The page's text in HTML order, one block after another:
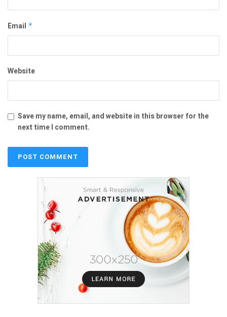
Email *
Website
Save my name, email, and website in this browser for the
next time I comment.